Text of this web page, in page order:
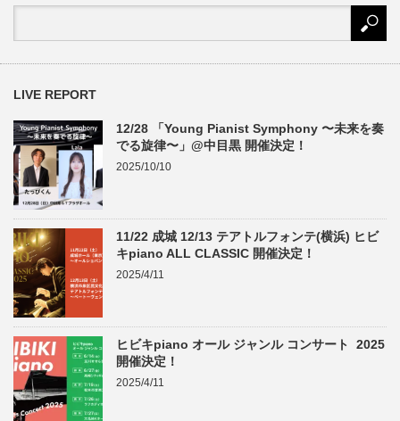
LIVE REPORT
12/28 「Young Pianist Symphony 〜未来を奏
でる旋律〜」@中目黒 開催決定！
2025/10/10
11/22 成城 12/13 テアトルフォンテ(横浜) ヒビ
キpiano ALL CLASSIC 開催決定！
2025/4/11
ヒビキpiano オール ジャンル コンサート 2025
開催決定！
2025/4/11